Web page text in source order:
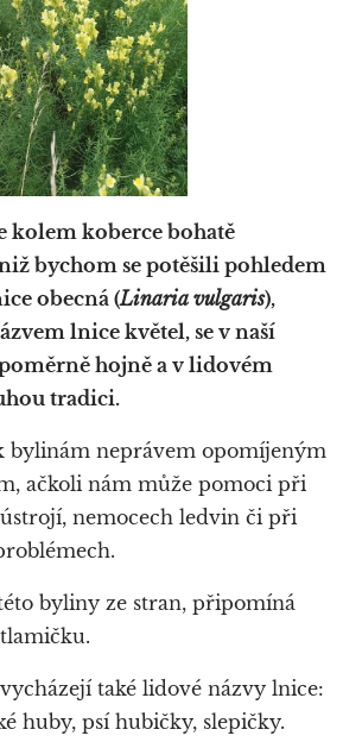
kolem koberce bohatě
bychom se potěšili pohledem
obecná (Linaria vulgaris),
lnice květel, se v naší
hojně a v lidovém
tradici.
bylinám neprávem opomíjeným
ačkoli nám může pomoci při
nemocech ledvin či při
byliny ze stran, připomíná
také lidové názvy lnice:
huby, psí hubičky, slepičky.